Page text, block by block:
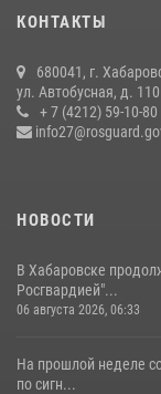
КОНТАКТЫ
680041, г.
ул. Автобусная, д. 110
+ 7 (4212) 59-10-80
НОВОСТИ
В Хабаровске
Росгвардией"...
06 августа 2026, 06:33
На прошлой неделе
по сигн...